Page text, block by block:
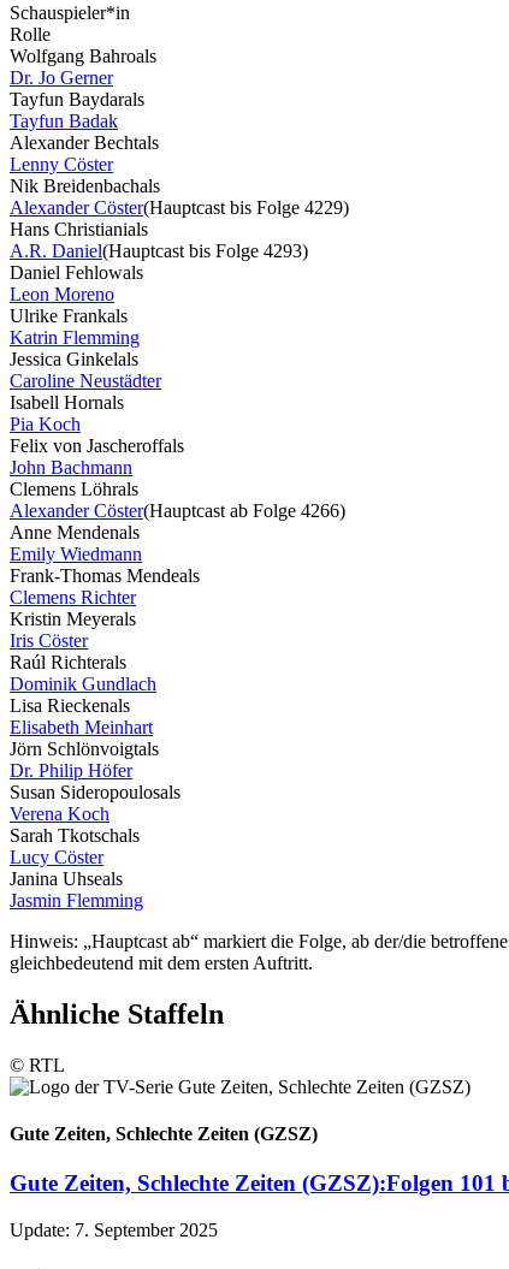
Schauspieler*in
Rolle
Wolfgang Bahroals
Dr. Jo Gerner
Tayfun Baydarals
Tayfun Badak
Alexander Bechtals
Lenny Cöster
Nik Breidenbachals
Alexander Cöster(Hauptcast bis Folge 4229)
Hans Christianials
A.R. Daniel(Hauptcast bis Folge 4293)
Daniel Fehlowals
Leon Moreno
Ulrike Frankals
Katrin Flemming
Jessica Ginkelals
Caroline Neustädter
Isabell Hornals
Pia Koch
Felix von Jascheroffals
John Bachmann
Clemens Löhrals
Alexander Cöster(Hauptcast ab Folge 4266)
Anne Mendenals
Emily Wiedmann
Frank-Thomas Mendeals
Clemens Richter
Kristin Meyerals
Iris Cöster
Raúl Richterals
Dominik Gundlach
Lisa Rieckenals
Elisabeth Meinhart
Jörn Schlönvoigtals
Dr. Philip Höfer
Susan Sideropoulosals
Verena Koch
Sarah Tkotschals
Lucy Cöster
Janina Uhseals
Jasmin Flemming
Hinweis: „Hauptcast ab“ markiert die Folge, ab der/die
gleichbedeutend mit dem ersten Auftritt.
Ähnliche Staffeln
© RTL
Gute Zeiten, Schlechte Zeiten (GZSZ)
Gute Zeiten, Schlechte Zeiten (GZSZ):Folgen 101
Update: 7. September 2025